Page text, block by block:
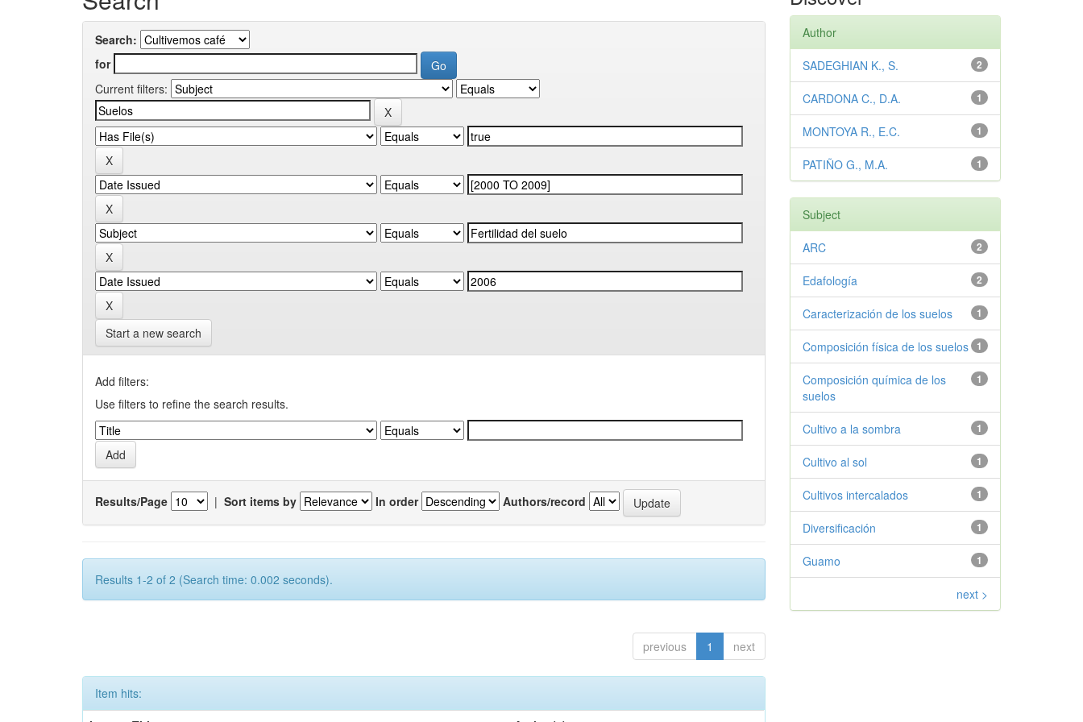
Search:
for
Current filters:
Start a new search
Add filters:
Use filters to refine the search results.
Results/Page | Sort items by In order Authors/record
Results 1-2 of 2 (Search time: 0.002 seconds).
previous 1 next
Item hits:
Author
2
SADEGHIAN K., S.
1
CARDONA C., D.A.
1
MONTOYA R., E.C.
1
PATIÑO G., M.A.
Subject
2
ARC
2
Edafología
1
Caracterización de los suelos
1
Composición física de los suelos
1
Composición química de los
suelos
1
Cultivo a la sombra
1
Cultivo al sol
1
Cultivos intercalados
1
Diversificación
1
Guamo
next >